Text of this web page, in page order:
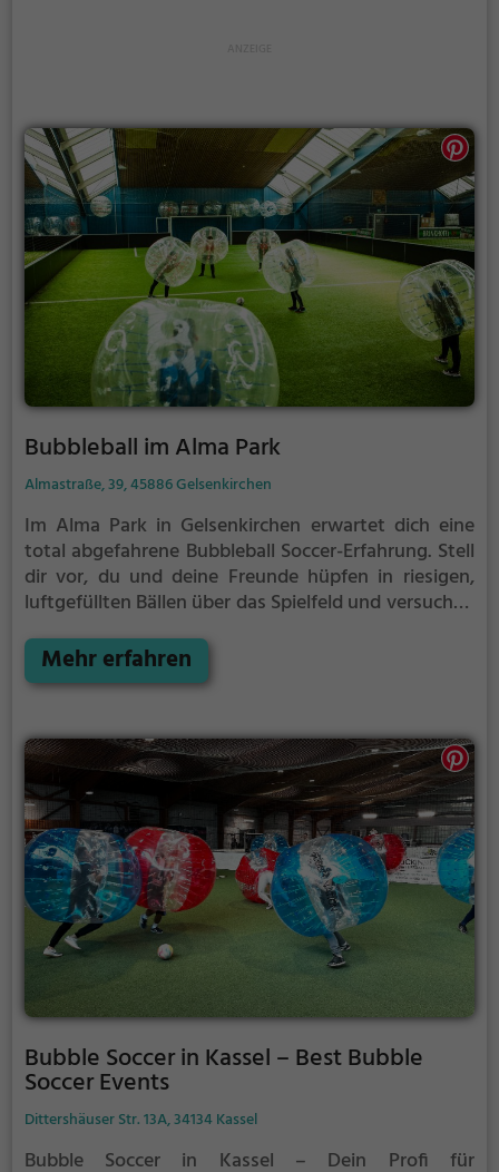
Bubbleball im Alma Park
Almastraße, 39, 45886 Gelsenkirchen
Im Alma Park in Gelsenkirchen erwartet dich eine
total abgefahrene Bubbleball Soccer-Erfahrung. Stell
dir vor, du und deine Freunde hüpfen in riesigen,
luftgefüllten Bällen über das Spielfeld und versuchen
eine Mischung aus Sport, Spaß und einer gehörigen
Portion Lachen.
Mehr erfahren
Bubble Soccer in Kassel – Best Bubble
Soccer Events
Dittershäuser Str. 13A, 34134 Kassel
Bubble Soccer in Kassel – Dein Profi für